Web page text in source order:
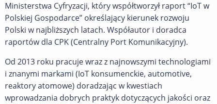
Ministerstwa Cyfryzacji, który współtworzył raport “IoT w
Polskiej Gospodarce” określający kierunek rozwoju
Polski w najbliższych latach. Współautor i doradca
raportów dla CPK (Centralny Port Komunikacyjny).
Od 2013 roku pracuje wraz z najnowszymi technologiami
i znanymi markami (IoT konsumenckie, automotive,
reaktory atomowe) doradzając w kwestiach
wprowadzania dobrych praktyk dotyczących jakości oraz